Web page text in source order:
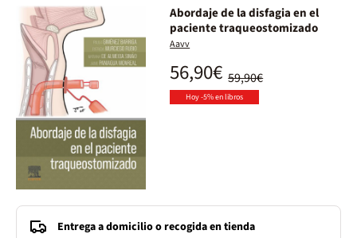
Abordaje de la disfagia en el
paciente traqueostomizado
Aavv
59,90€
56,90€
Hoy -5% en libros
Entrega a domicilio o recogida en tienda